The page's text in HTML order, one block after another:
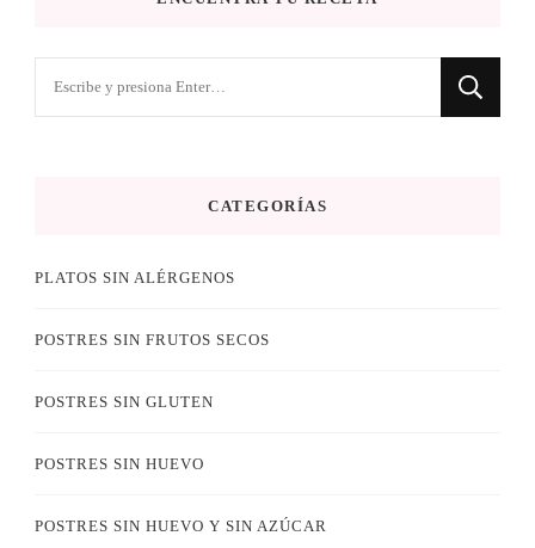
CATEGORÍAS
PLATOS SIN ALÉRGENOS
POSTRES SIN FRUTOS SECOS
POSTRES SIN GLUTEN
POSTRES SIN HUEVO
POSTRES SIN HUEVO Y SIN AZÚCAR